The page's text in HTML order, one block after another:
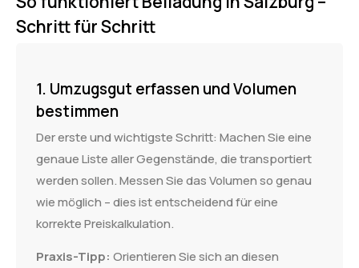
Schritt für Schritt
1. Umzugsgut erfassen und Volumen
bestimmen
Der erste und wichtigste Schritt: Machen Sie eine
genaue Liste aller Gegenstände, die transportiert
werden sollen. Messen Sie das Volumen so genau
wie möglich – dies ist entscheidend für eine
korrekte Preiskalkulation.
Praxis-Tipp: Orientieren Sie sich an diesen